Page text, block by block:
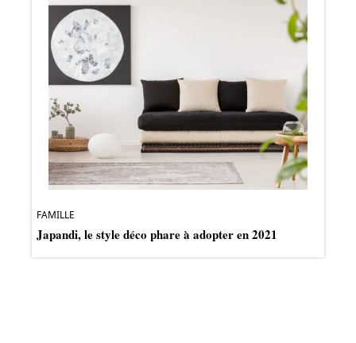
FAMILLE
Japandi, le style déco phare à adopter en 2021